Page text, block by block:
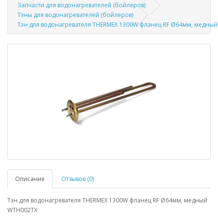
Запчасти для водонагревателей (бойлеров)
Тэны для водонагревателей (бойлеров)
Тэн для водонагревателя THERMEX 1300W фланец RF Ø64мм,
Описание Отзывов (0)
Тэн для водонагревателя THERMEX 1300W фланец RF Ø64мм, медный
WTH002TX